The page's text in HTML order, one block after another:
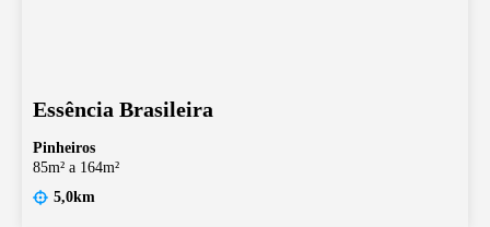
Essência Brasileira
Pinheiros
85m² a 164m²
5,0km